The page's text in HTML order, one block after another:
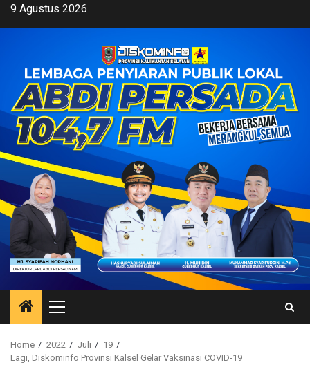
Skip9 Agustus 2026
Primary
Menu
Home 2022 Juli
19
Lagi, Diskominfo Provinsi Kalsel Gelar Vaksinasi COVID-19